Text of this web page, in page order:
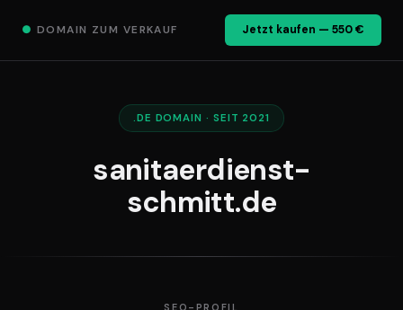
● DOMAIN ZUM VERKAUF Jetzt kaufen — 550 €
.DE DOMAIN · SEIT 2021
sanitaerdienst-
schmitt.de
SEO-PROFIL